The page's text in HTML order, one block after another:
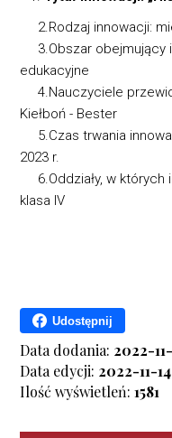
2.Rodzaj innowacji:
3.Obszar obejmujący
edukacyjne
4.Nauczyciele
Kiełboń - Bester
5.Czas trwania
2023 r.
6.Oddziały, w których
klasa IV
Udostępnij
Data dodania: 2022-
Data edycji: 2022-11-
Ilość wyświetleń:1581